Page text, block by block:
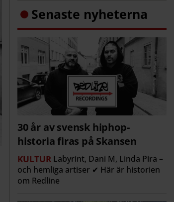
Senaste nyheterna
30 år av svensk hiphop-
historia firas på Skansen
KULTUR Labyrint, Dani M, Linda Pira –
och hemliga artiser ✔ Här är historien
om Redline